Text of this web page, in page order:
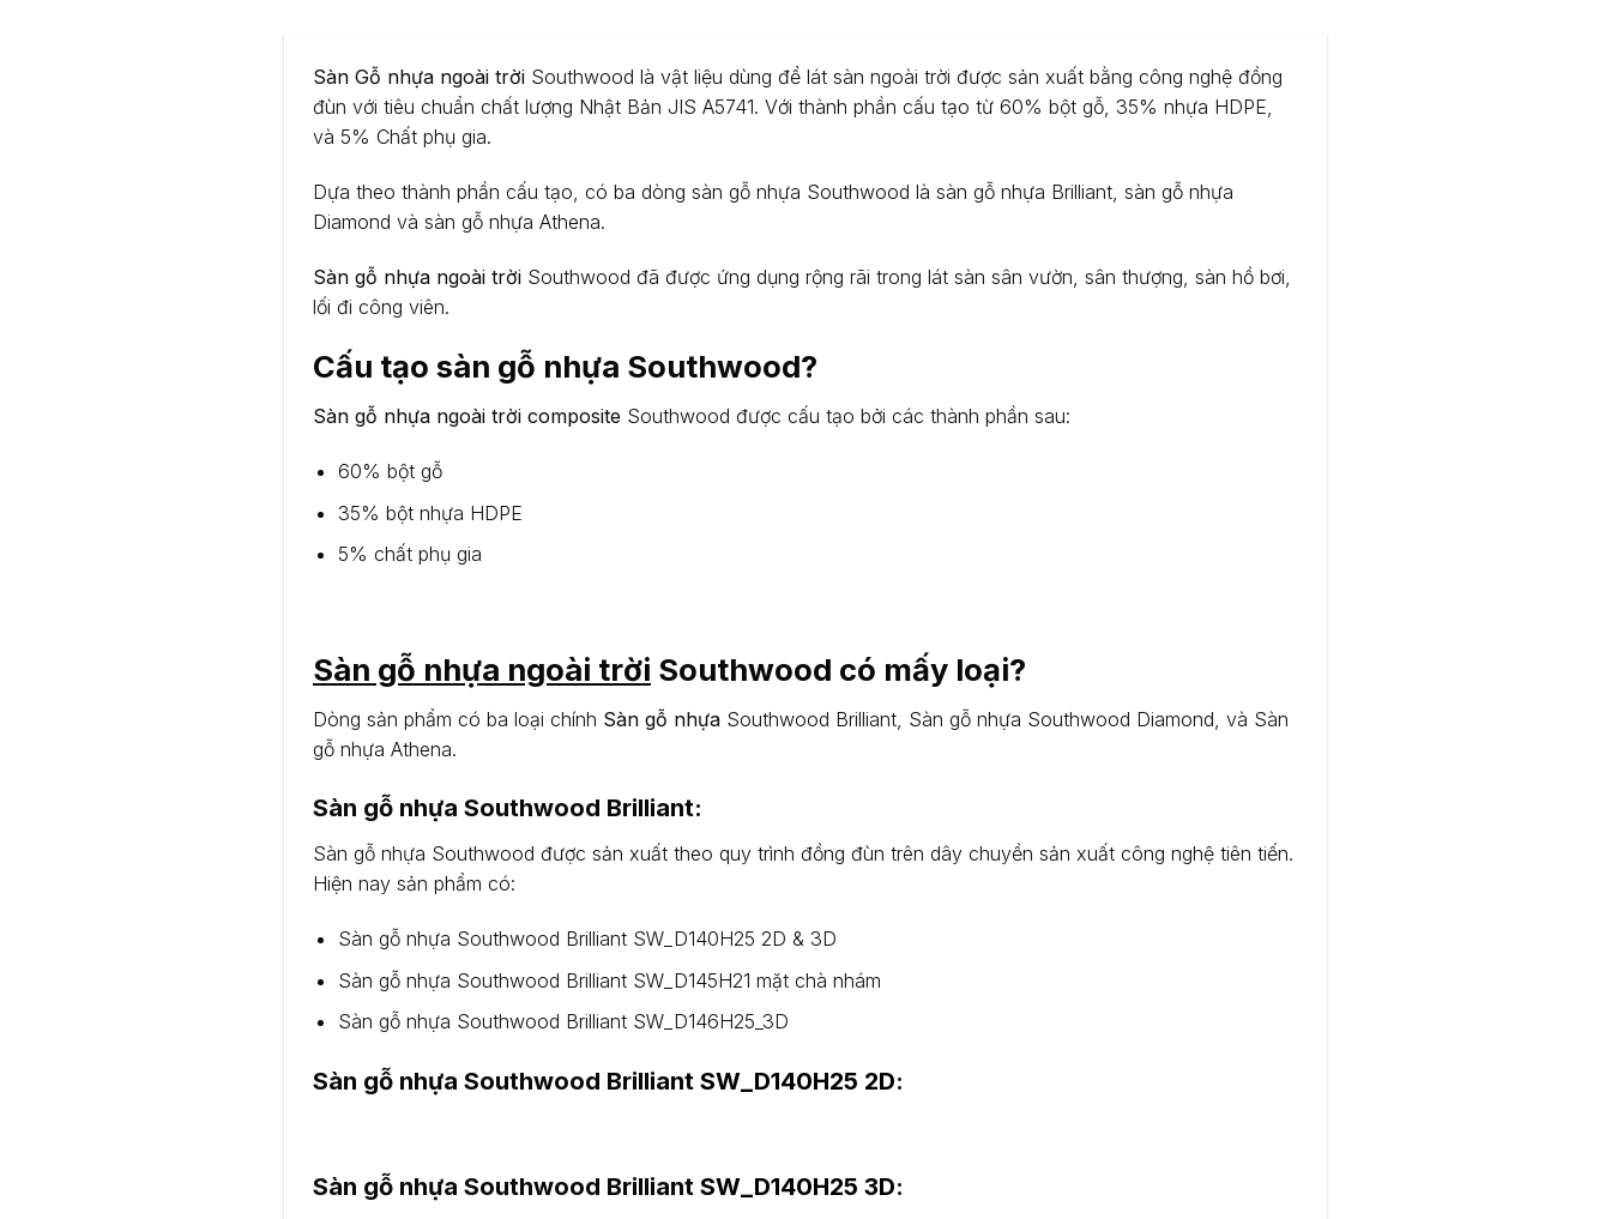
Sàn Gỗ nhựa ngoài trời Southwood là vật liệu dùng để lát sàn ngoài trời được sản xuất bằng công nghệ đồng
đùn với tiêu chuẩn chất lượng Nhật Bản JIS A5741. Với thành phần cấu tạo từ 60% bột gỗ, 35% nhựa HDPE,
và 5% Chất phụ gia.
Dựa theo thành phần cấu tạo, có ba dòng sàn gỗ nhựa Southwood là sàn gỗ nhựa Brilliant, sàn gỗ nhựa
Diamond và sàn gỗ nhựa Athena.
Sàn gỗ nhựa ngoài trời Southwood đã được ứng dụng rộng rãi trong lát sàn sân vườn, sân thượng, sàn hồ bơi,
lối đi công viên.
Cấu tạo sàn gỗ nhựa Southwood?
Sàn gỗ nhựa ngoài trời composite Southwood được cấu tạo bởi các thành phần sau:
60% bột gỗ
35% bột nhựa HDPE
5% chất phụ gia
Sàn gỗ nhựa ngoài trời Southwood có mấy loại?
Dòng sản phẩm có ba loại chính Sàn gỗ nhựa Southwood Brilliant, Sàn gỗ nhựa Southwood Diamond, và Sàn
gỗ nhựa Athena.
Sàn gỗ nhựa Southwood Brilliant:
Sàn gỗ nhựa Southwood được sản xuất theo quy trình đồng đùn trên dây chuyền sản xuất công nghệ tiên tiến.
Hiện nay sản phẩm có:
Sàn gỗ nhựa Southwood Brilliant SW_D140H25 2D & 3D
Sàn gỗ nhựa Southwood Brilliant SW_D145H21 mặt chà nhám
Sàn gỗ nhựa Southwood Brilliant SW_D146H25_3D
Sàn gỗ nhựa Southwood Brilliant SW_D140H25 2D:
Sàn gỗ nhựa Southwood Brilliant SW_D140H25 3D: